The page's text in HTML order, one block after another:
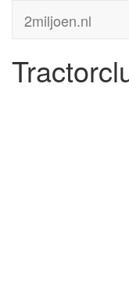
2miljoen.nl